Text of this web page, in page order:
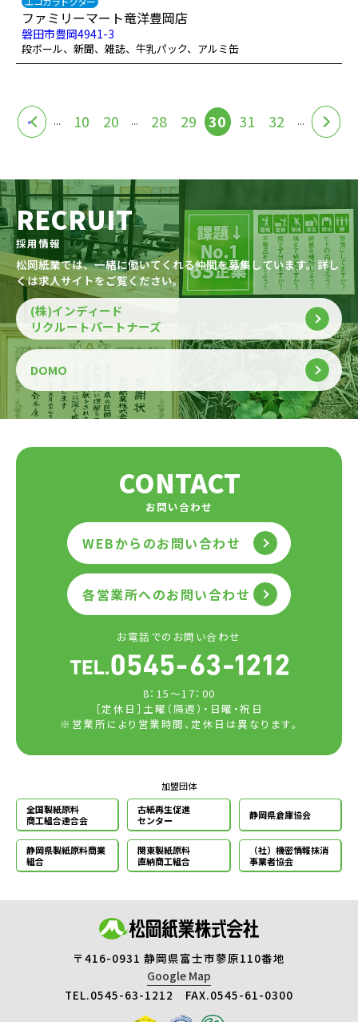
ファミリーマート竜洋豊岡店
磐田市豊岡4941-3
段ボール、新聞、雑誌、牛乳パック、アルミ缶
« ... 10 20 ... 28 29 30 31 32 ...
RECRUIT
採用情報
松岡紙業では、一緒に働いてくれる仲間を募集しています。詳し
くは求人サイトをご覧ください。
(株)インディード
リクルートパートナーズ
DOMO
CONTACT
お問い合わせ
WEBからのお問い合わせ
各営業所へのお問い合わせ
お電話でのお問い合わせ
8：15～17：00
［定休日］土曜（隔週）・日曜・祝日
※営業所により営業時間、定休日は異なります。
加盟団体
全国製紙原料
商工組合連合会
古紙再生促進
センター
静岡県倉庫協会
静岡県製紙原料商業
組合
関東製紙原料
直納商工組合
（社）機密情報抹消
事業者協会
〒416-0931 静岡県富士市蓼原110番地
Google Map
TEL.0545-63-1212 FAX.0545-61-0300